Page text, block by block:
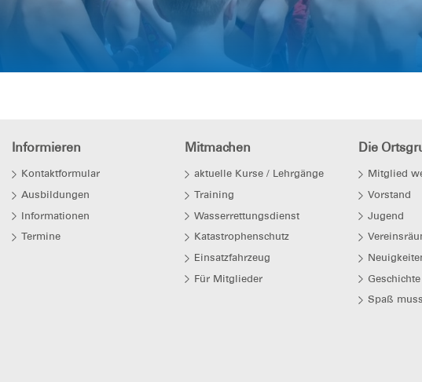
Informieren
Kontaktformular
Ausbildungen
Informationen
Termine
Mitmachen
aktuelle Kurse / Lehrgänge
Training
Wasserrettungsdienst
Katastrophenschutz
Einsatzfahrzeug
Für Mitglieder
Die
Mitglied
Vorstand
Jugend
Geschichte
Spaß